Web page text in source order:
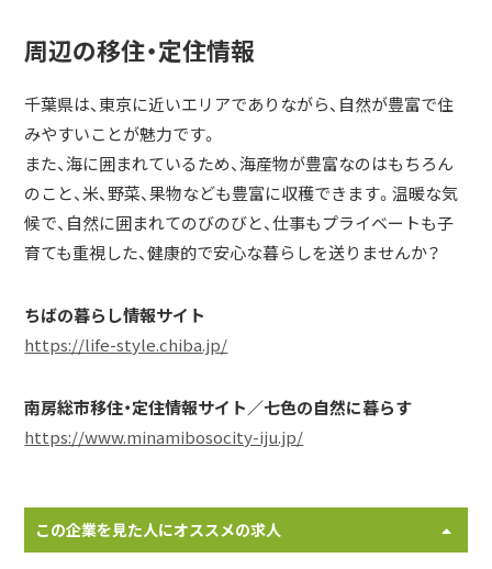
周辺の移住・定住情報
千葉県は、東京に近いエリアでありながら、自然が豊富で住
みやすいことが魅力です。
また、海に囲まれているため、海産物が豊富なのはもちろん
のこと、米、野菜、果物なども豊富に収穫できます。温暖な気
候で、自然に囲まれてのびのびと、仕事もプライベートも子
育ても重視した、健康的で安心な暮らしを送りませんか？
ちばの暮らし情報サイト
https://life-style.chiba.jp/
南房総市移住・定住情報サイト／七色の自然に暮らす
https://www.minamibosocity-iju.jp/
この企業を見た人にオススメの求人